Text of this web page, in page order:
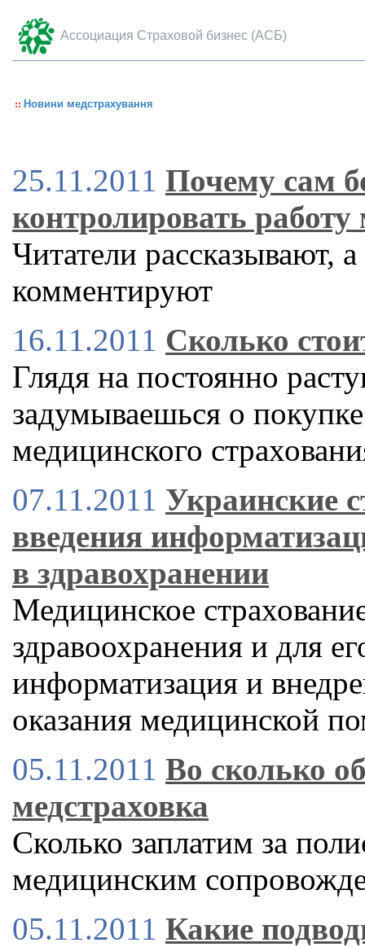
Ассоциация Страховой бизнес (АСБ)
Новини медстрахування
25.11.2011 Почему сам
контролировать работу
Читатели рассказывают,
комментируют
16.11.2011 Сколько
Глядя на постоянно
задумываешься о
медицинского
07.11.2011 Украинские
введения
в здравохранении
Медицинское
здравоохранения и для
информатизация и
оказания медицинской
05.11.2011 Во сколько
медстраховка
Сколько заплатим за
медицинским
05.11.2011 Какие